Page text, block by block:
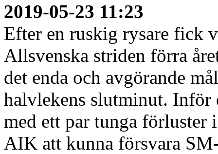
2019-05-23 11:23
Efter en ruskig rysare fick
Allsvenska striden förra
det enda och avgörande
halvlekens slutminut. Inför
med ett par tunga förluster
AIK att kunna försvara